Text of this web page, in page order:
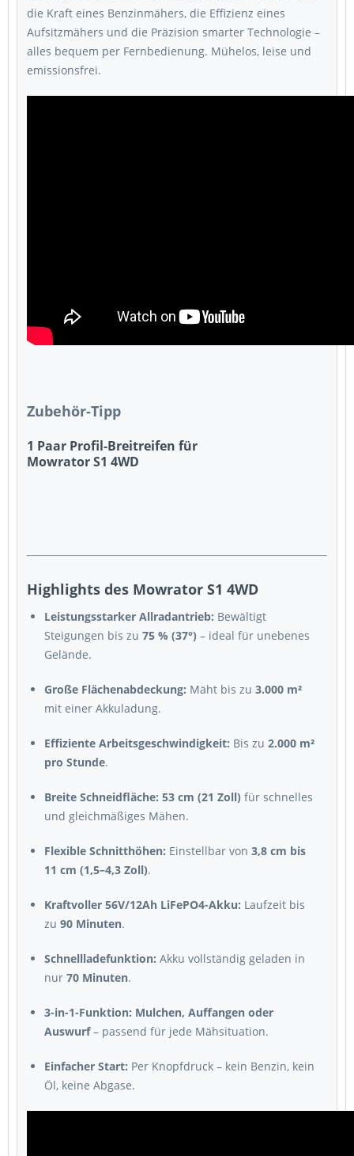
die Kraft eines Benzinmähers, die Effizienz eines
Aufsitzmähers und die Präzision smarter Technologie –
alles bequem per Fernbedienung. Mühelos, leise und
emissionsfrei.
Zubehör-Tipp
1 Paar Profil-Breitreifen für
Mowrator S1 4WD
Highlights des Mowrator S1 4WD
Leistungsstarker Allradantrieb: Bewältigt
Steigungen bis zu 75 % (37°) – ideal für unebenes
Gelände.
Große Flächenabdeckung: Mäht bis zu 3.000 m²
mit einer Akkuladung.
Effiziente Arbeitsgeschwindigkeit: Bis zu 2.000 m²
pro Stunde.
Breite Schneidfläche: 53 cm (21 Zoll) für schnelles
und gleichmäßiges Mähen.
Flexible Schnitthöhen: Einstellbar von 3,8 cm bis
11 cm (1,5–4,3 Zoll).
Kraftvoller 56V/12Ah LiFePO4-Akku: Laufzeit bis
zu 90 Minuten.
Schnellladefunktion: Akku vollständig geladen in
nur 70 Minuten.
3-in-1-Funktion: Mulchen, Auffangen oder
Auswurf– passend für jede Mähsituation.
Einfacher Start: Per Knopfdruck – kein Benzin, kein
Öl, keine Abgase.